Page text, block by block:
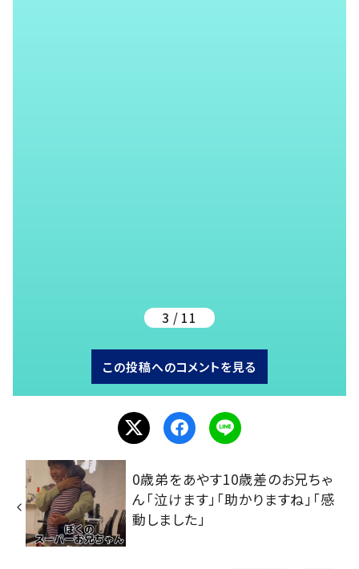
3 / 11
この投稿へのコメントを見る
0歳弟をあやす10歳差のお兄ちゃ
ん「泣けます」「助かりますね」「感
動しました」